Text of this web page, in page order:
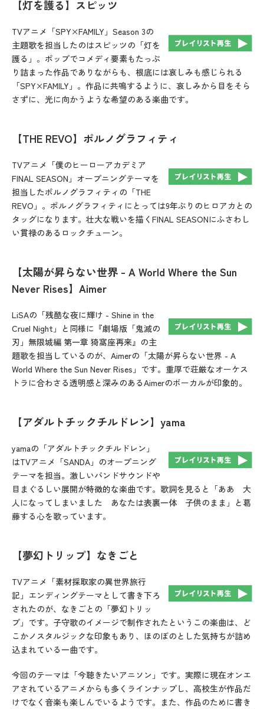
【灯を護る】スピッツ
TVアニメ「SPY×FAMILY」Season 3の
主題歌を担当したのはスピッツの「灯を
護る」。ポップでコメディ要素もたっぷ
り詰まった作品でありながらも、根底には哀しみも感じられる
「SPY×FAMILY」。作品に共鳴するように、哀しみから目をそら
さずに、光に向かうような希望のある楽曲です。
【THE REVO】ポルノグラフィティ
TVアニメ「僕のヒーローアカデミア
FINAL SEASON」オープニングテーマを
担当したポルノグラフィティの「THE
REVO」。ポルノグラフィティにとっては9年ぶりのヒロアカとの
タッグになります。壮大な戦いを描くFINAL SEASONにふさわし
い貫禄のあるロックチューン。
【太陽が昇らない世界 - A World Where the Sun
Never Rises】Aimer
LiSAの「残酷な夜に輝け - Shine in the
Cruel Night」と同様に『劇場版「鬼滅の
刃」無限城編 第一章 猗窩座再来』の主
題歌を担当しているのが、Aimerの「太陽が昇らない世界 - A
World Where the Sun Never Rises」です。重厚で荘厳なオーケス
トラに合わさる透明感と深みのあるAimerのボーカルが印象的。
【アダルトチックチルドレン】yama
yamaの「アダルトチックチルドレン」
はTVアニメ「SANDA」のオープニング
テーマを担当。激しいバンドサウンドや
目まぐるしい展開が特徴的な楽曲です。歌詞を見ると「ああ 大
人になってしまいました あなたは表裏一体 子供のまま」と葛
藤する心を歌っています。
【夢幻トリップ】なきごと
TVアニメ「素材採取家の異世界旅行
記」エンディングテーマとして書き下ろ
されたのが、なきごとの「夢幻トリッ
プ」です。子守歌のイメージで制作されたというこの楽曲は、ど
こかノスタルジックな印象もあり、ほのぼのとした気持ちが詰め
込まれている一曲です。
今回のテーマは「今聴きたいアニソン」です。実際に現在オンエ
アされているアニメからも多くラインナップし、高校生が作品だ
けでなく音楽も楽しんでいるようです。また、作品のために書き